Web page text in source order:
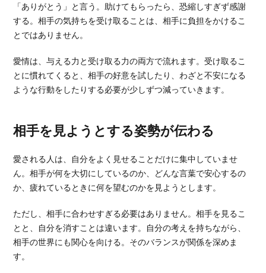
「ありがとう」と言う。助けてもらったら、恐縮しすぎず感謝
する。相手の気持ちを受け取ることは、相手に負担をかけるこ
とではありません。
愛情は、与える力と受け取る力の両方で流れます。受け取るこ
とに慣れてくると、相手の好意を試したり、わざと不安になる
ような行動をしたりする必要が少しずつ減っていきます。
相手を見ようとする姿勢が伝わる
愛される人は、自分をよく見せることだけに集中していませ
ん。相手が何を大切にしているのか、どんな言葉で安心するの
か、疲れているときに何を望むのかを見ようとします。
ただし、相手に合わせすぎる必要はありません。相手を見るこ
とと、自分を消すことは違います。自分の考えを持ちながら、
相手の世界にも関心を向ける。そのバランスが関係を深めま
す。